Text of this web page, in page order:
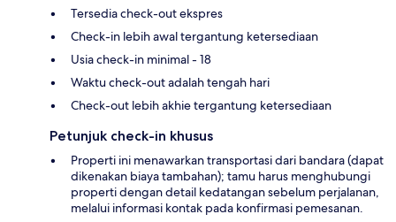
Tersedia check-out ekspres
Check-in lebih awal tergantung ketersediaan
Usia check-in minimal - 18
Waktu check-out adalah tengah hari
Check-out lebih akhie tergantung ketersediaan
Petunjuk check-in khusus
Properti ini menawarkan transportasi dari bandara (dapat
dikenakan biaya tambahan); tamu harus menghubungi
properti dengan detail kedatangan sebelum perjalanan,
melalui informasi kontak pada konfirmasi pemesanan.